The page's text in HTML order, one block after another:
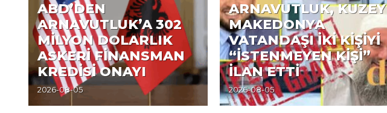
ABD’DEN
ARNAVUTLUK’A 302
MİLYON DOLARLIK
ASKERİ FİNANSMAN
KREDİSİ ONAYI
2026-08-05
ARNAVUTLUK, KUZEY
MAKEDONYA
VATANDAŞI İKİ KİŞİYİ
“İSTENMEYEN KİŞİ”
İLAN ETTİ
2026-08-05